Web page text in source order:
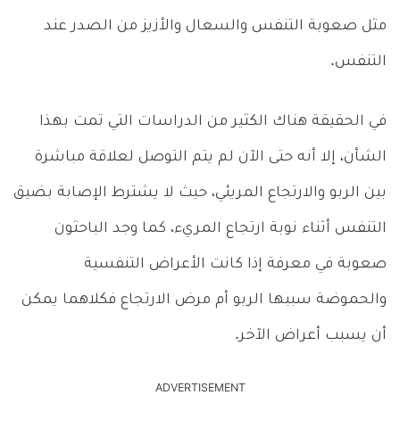
مثل صعوبة التنفس والسعال والأزيز من الصدر عند
التنفس.
في الحقيقة هناك الكثير من الدراسات التي تمت بهذا
الشأن، إلا أنه حتى الآن لم يتم التوصل لعلاقة مباشرة
بين الربو والارتجاع المريئي، حيث لا يشترط الإصابة بضيق
التنفس أثناء نوبة ارتجاع المريء، كما وجد الباحثون
صعوبة في معرفة إذا كانت الأعراض التنفسية
والحموضة سببها الربو أم مرض الارتجاع فكلاهما يمكن
أن يسبب أعراض الآخر.
ADVERTISEMENT